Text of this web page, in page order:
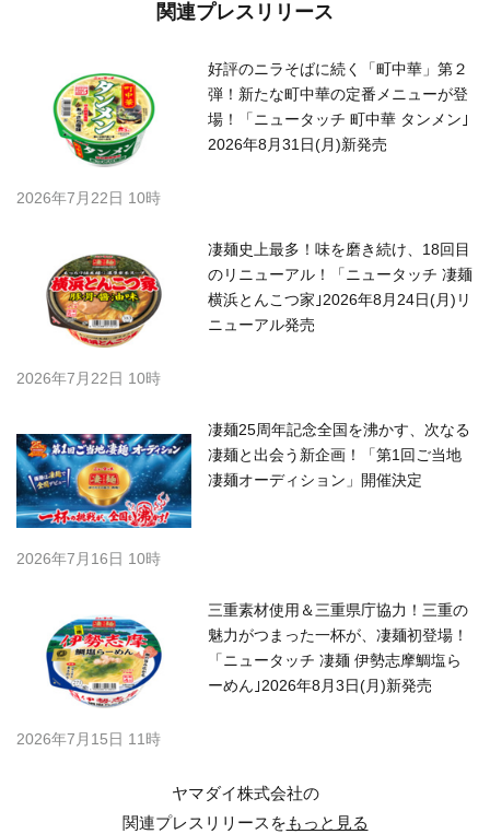
関連プレスリリース
好評のニラそばに続く「町中華」第２
弾！新たな町中華の定番メニューが登
場！「ニュータッチ 町中華 タンメン｣
2026年8月31日(月)新発売
2026年7月22日 10時
凄麺史上最多！味を磨き続け、18回目
のリニューアル！「ニュータッチ 凄麺
横浜とんこつ家｣2026年8月24日(月)リ
ニューアル発売
2026年7月22日 10時
凄麺25周年記念全国を沸かす、次なる
凄麺と出会う新企画！「第1回ご当地
凄麺オーディション」開催決定
2026年7月16日 10時
三重素材使用＆三重県庁協力！三重の
魅力がつまった一杯が、凄麺初登場！
「ニュータッチ 凄麺 伊勢志摩鯛塩ら
ーめん｣2026年8月3日(月)新発売
2026年7月15日 11時
ヤマダイ株式会社の
関連プレスリリースをもっと見る